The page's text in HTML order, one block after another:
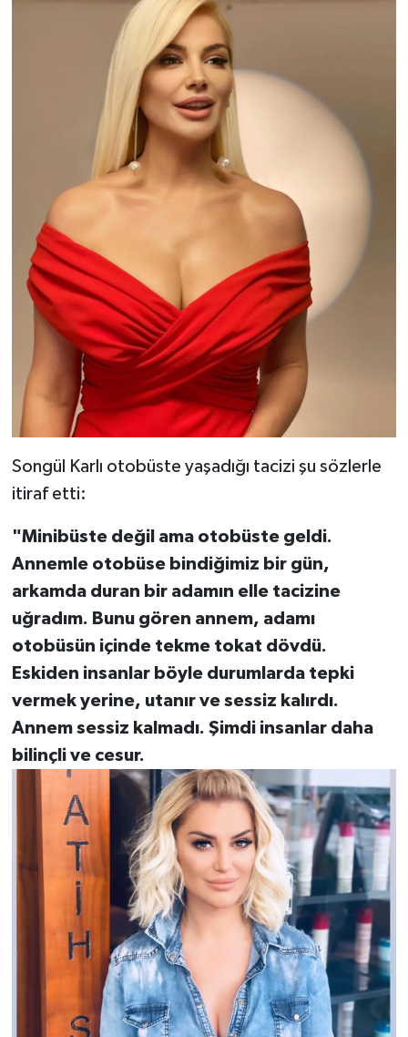
Songül Karlı otobüste yaşadığı tacizi şu sözlerle
itiraf etti:
"Minibüste değil ama otobüste geldi.
Annemle otobüse bindiğimiz bir gün,
arkamda duran bir adamın elle tacizine
uğradım. Bunu gören annem, adamı
otobüsün içinde tekme tokat dövdü.
Eskiden insanlar böyle durumlarda tepki
vermek yerine, utanır ve sessiz kalırdı.
Annem sessiz kalmadı. Şimdi insanlar daha
bilinçli ve cesur.